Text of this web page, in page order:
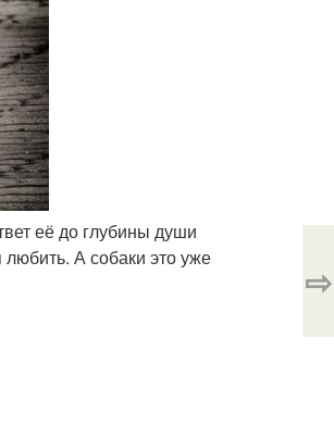
её до глубины души
А собаки это уже
⇨